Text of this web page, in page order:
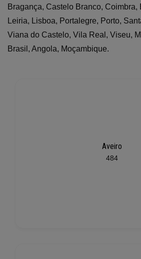
Bragança, Castelo Branco, Coimbra,
Leiria, Lisboa, Portalegre, Porto,
Viana do Castelo, Vila Real, Viseu,
Brasil, Angola, Moçambique.
Aveiro
484